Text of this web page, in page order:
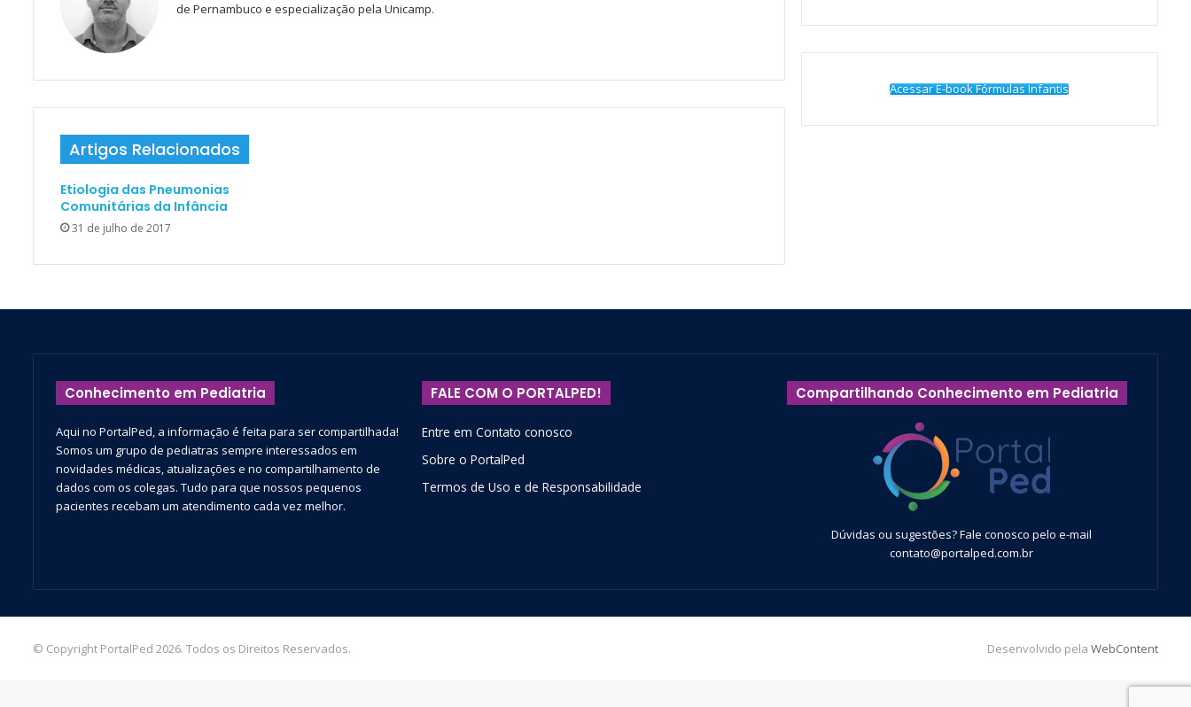
de Pernambuco e especialização pela Unicamp.
Artigos Relacionados
Etiologia das Pneumonias
Comunitárias da Infância
31 de julho de 2017
Acessar E-book Fórmulas Infantis
Conhecimento em Pediatria
Aqui no PortalPed, a informação é feita para ser compartilhada!
Somos um grupo de pediatras sempre interessados em
novidades médicas, atualizações e no compartilhamento de
dados com os colegas. Tudo para que nossos pequenos
pacientes recebam um atendimento cada vez melhor.
FALE COM O PORTALPED!
Entre em Contato conosco
Sobre o PortalPed
Termos de Uso e de Responsabilidade
Compartilhando Conhecimento em Pediatria
Dúvidas ou sugestões? Fale conosco pelo e-mail
contato@portalped.com.br
© Copyright PortalPed 2026. Todos os Direitos Reservados. Desenvolvido pela WebContent